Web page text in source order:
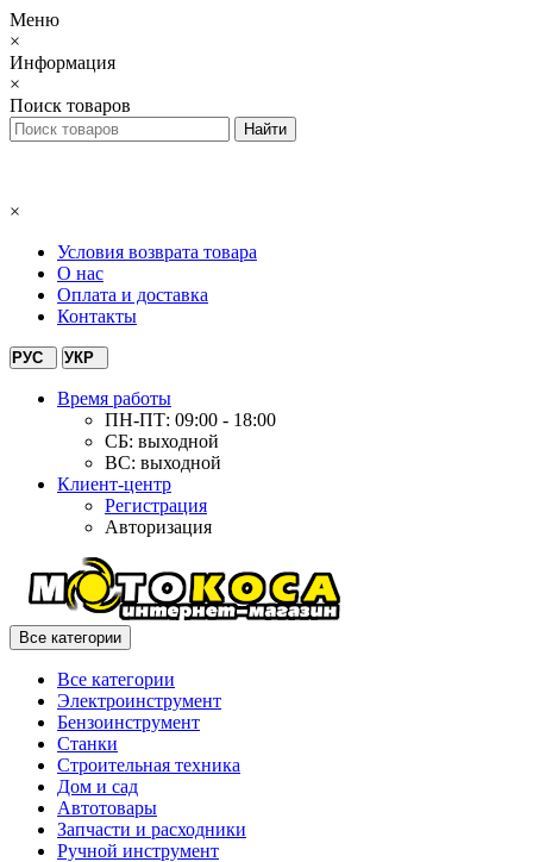
Меню
×
Информация
×
Поиск товаров
×
Условия возврата товара
О нас
Оплата и доставка
Контакты
РУС УКР
Время работы
ПН-ПТ: 09:00 - 18:00
СБ: выходной
ВС: выходной
Клиент-центр
Регистрация
Авторизация
Все категории
Все категории
Электроинструмент
Бензоинструмент
Станки
Строительная техника
Дом и сад
Автотовары
Запчасти и расходники
Ручной инструмент